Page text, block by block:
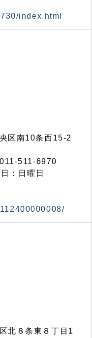
index.html
区南10条西15-2
511-6970
：日曜日
北８条東８丁目1